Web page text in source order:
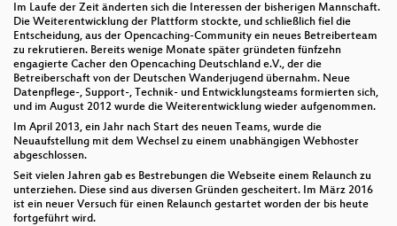
Im Laufe der Zeit änderten sich die Interessen der bisherigen Mannschaft.
Die Weiterentwicklung der Plattform stockte, und schließlich fiel die
Entscheidung, aus der Opencaching-Community ein neues Betreiberteam
zu rekrutieren. Bereits wenige Monate später gründeten fünfzehn
engagierte Cacher den Opencaching Deutschland e.V., der die
Betreiberschaft von der Deutschen Wanderjugend übernahm. Neue
Datenpflege-, Support-, Technik- und Entwicklungsteams formierten sich,
und im August 2012 wurde die Weiterentwicklung wieder aufgenommen.
Im April 2013, ein Jahr nach Start des neuen Teams, wurde die
Neuaufstellung mit dem Wechsel zu einem unabhängigen Webhoster
abgeschlossen.
Seit vielen Jahren gab es Bestrebungen die Webseite einem Relaunch zu
unterziehen. Diese sind aus diversen Gründen gescheitert. Im März 2016
ist ein neuer Versuch für einen Relaunch gestartet worden der bis heute
fortgeführt wird.